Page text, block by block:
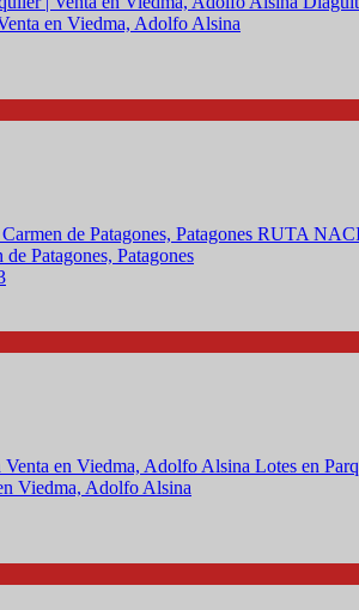
en Viedma, Adolfo Alsina
Patagones, Patagones
Viedma, Adolfo Alsina